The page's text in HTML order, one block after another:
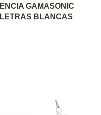
GAMASONIC
BLANCAS